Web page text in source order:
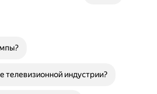
телевизионной индустрии?